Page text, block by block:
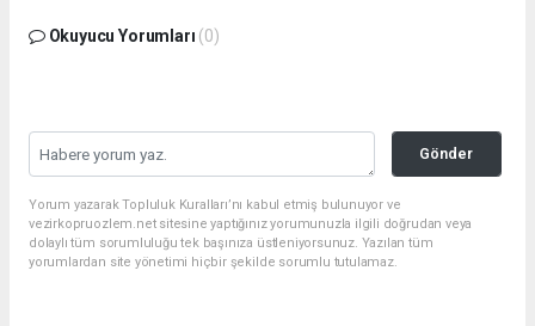
Okuyucu Yorumları (0)
Gönder
Yorum yazarak Topluluk Kuralları’nı kabul etmiş bulunuyor ve
vezirkopruozlem.net sitesine yaptığınız yorumunuzla ilgili doğrudan veya
dolaylı tüm sorumluluğu tek başınıza üstleniyorsunuz. Yazılan tüm
yorumlardan site yönetimi hiçbir şekilde sorumlu tutulamaz.